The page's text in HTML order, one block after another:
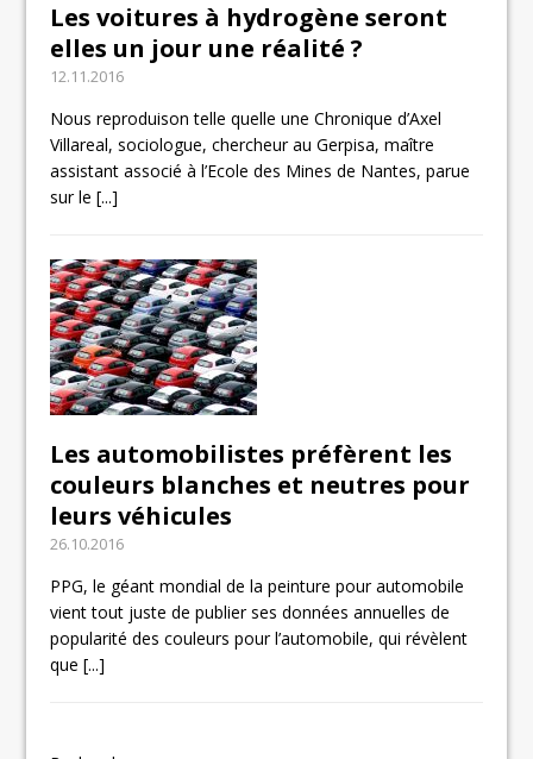
Les voitures à hydrogène seront
elles un jour une réalité ?
12.11.2016
Nous reproduison telle quelle une Chronique d’Axel
Villareal, sociologue, chercheur au Gerpisa, maître
assistant associé à l’Ecole des Mines de Nantes, parue
sur le[...]
Les automobilistes préfèrent les
couleurs blanches et neutres pour
leurs véhicules
26.10.2016
PPG, le géant mondial de la peinture pour automobile
vient tout juste de publier ses données annuelles de
popularité des couleurs pour l’automobile, qui révèlent
que[...]